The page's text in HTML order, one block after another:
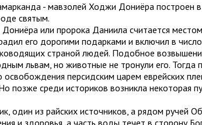
- мавзолей Ходжи Дониёра построен
святым.
или пророка Даниила считается
его дорогими подарками и включил в
страной людей. Подобное
львам, но животные не тронули его. Тогда
персидским царем еврейских
позже среди историков возникла некоторая
один из райских источников, а рядом ручей